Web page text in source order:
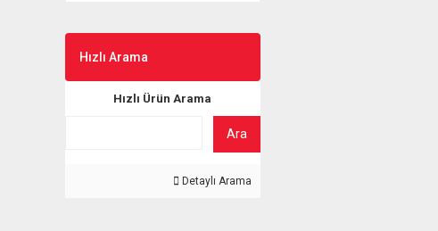
Hızlı Arama
Hızlı Ürün Arama
Ara
Detaylı Arama